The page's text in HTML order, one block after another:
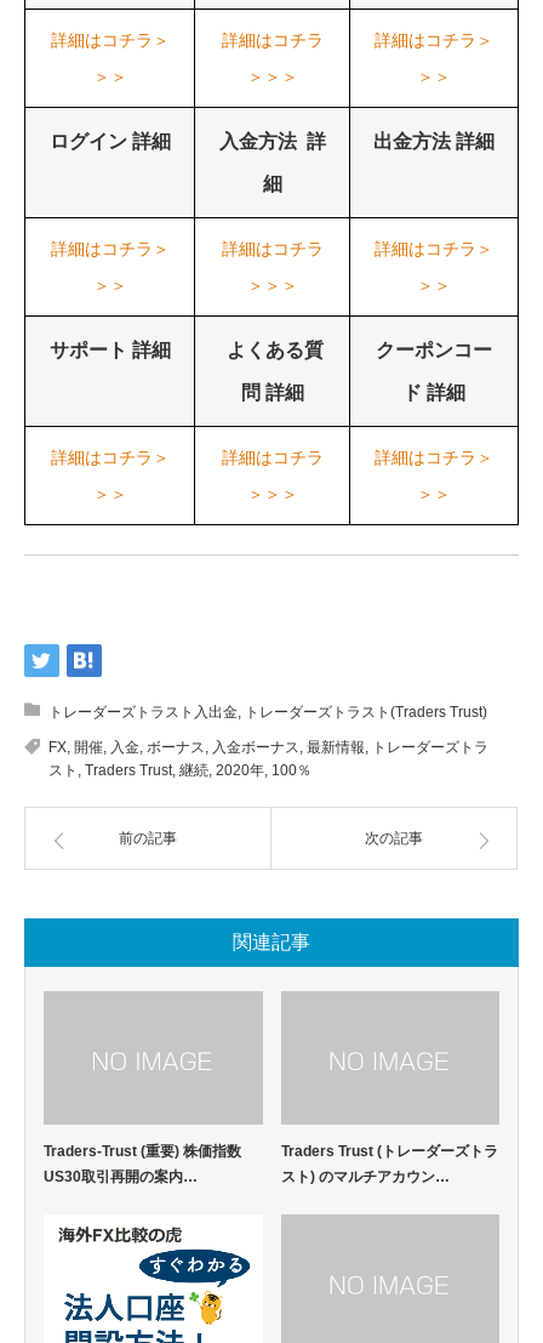
詳細はコチラ＞
＞＞
詳細はコチラ
＞＞＞
詳細はコチラ＞
＞＞
ログイン 詳細 入金方法 詳
細
出金方法 詳細
詳細はコチラ＞
＞＞
詳細はコチラ
＞＞＞
詳細はコチラ＞
＞＞
サポート 詳細 よくある質
問 詳細
クーポンコー
ド 詳細
詳細はコチラ＞
＞＞
詳細はコチラ
＞＞＞
詳細はコチラ＞
＞＞
トレーダーズトラスト入出金, トレーダーズトラスト(Traders Trust)
FX, 開催, 入金, ボーナス, 入金ボーナス, 最新情報, トレーダーズトラ
スト , Traders Trust, 継続, 2020年, 100％
前の記事 次の記事
関連記事
Traders-Trust (重要) 株価指数
US30取引再開の案内…
Traders Trust (トレーダーズトラ
スト) のマルチアカウン…